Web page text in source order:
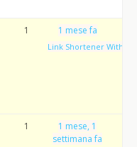
1 1 mese fa
Link Shortener With
1
1 mese, 1
settimana fa